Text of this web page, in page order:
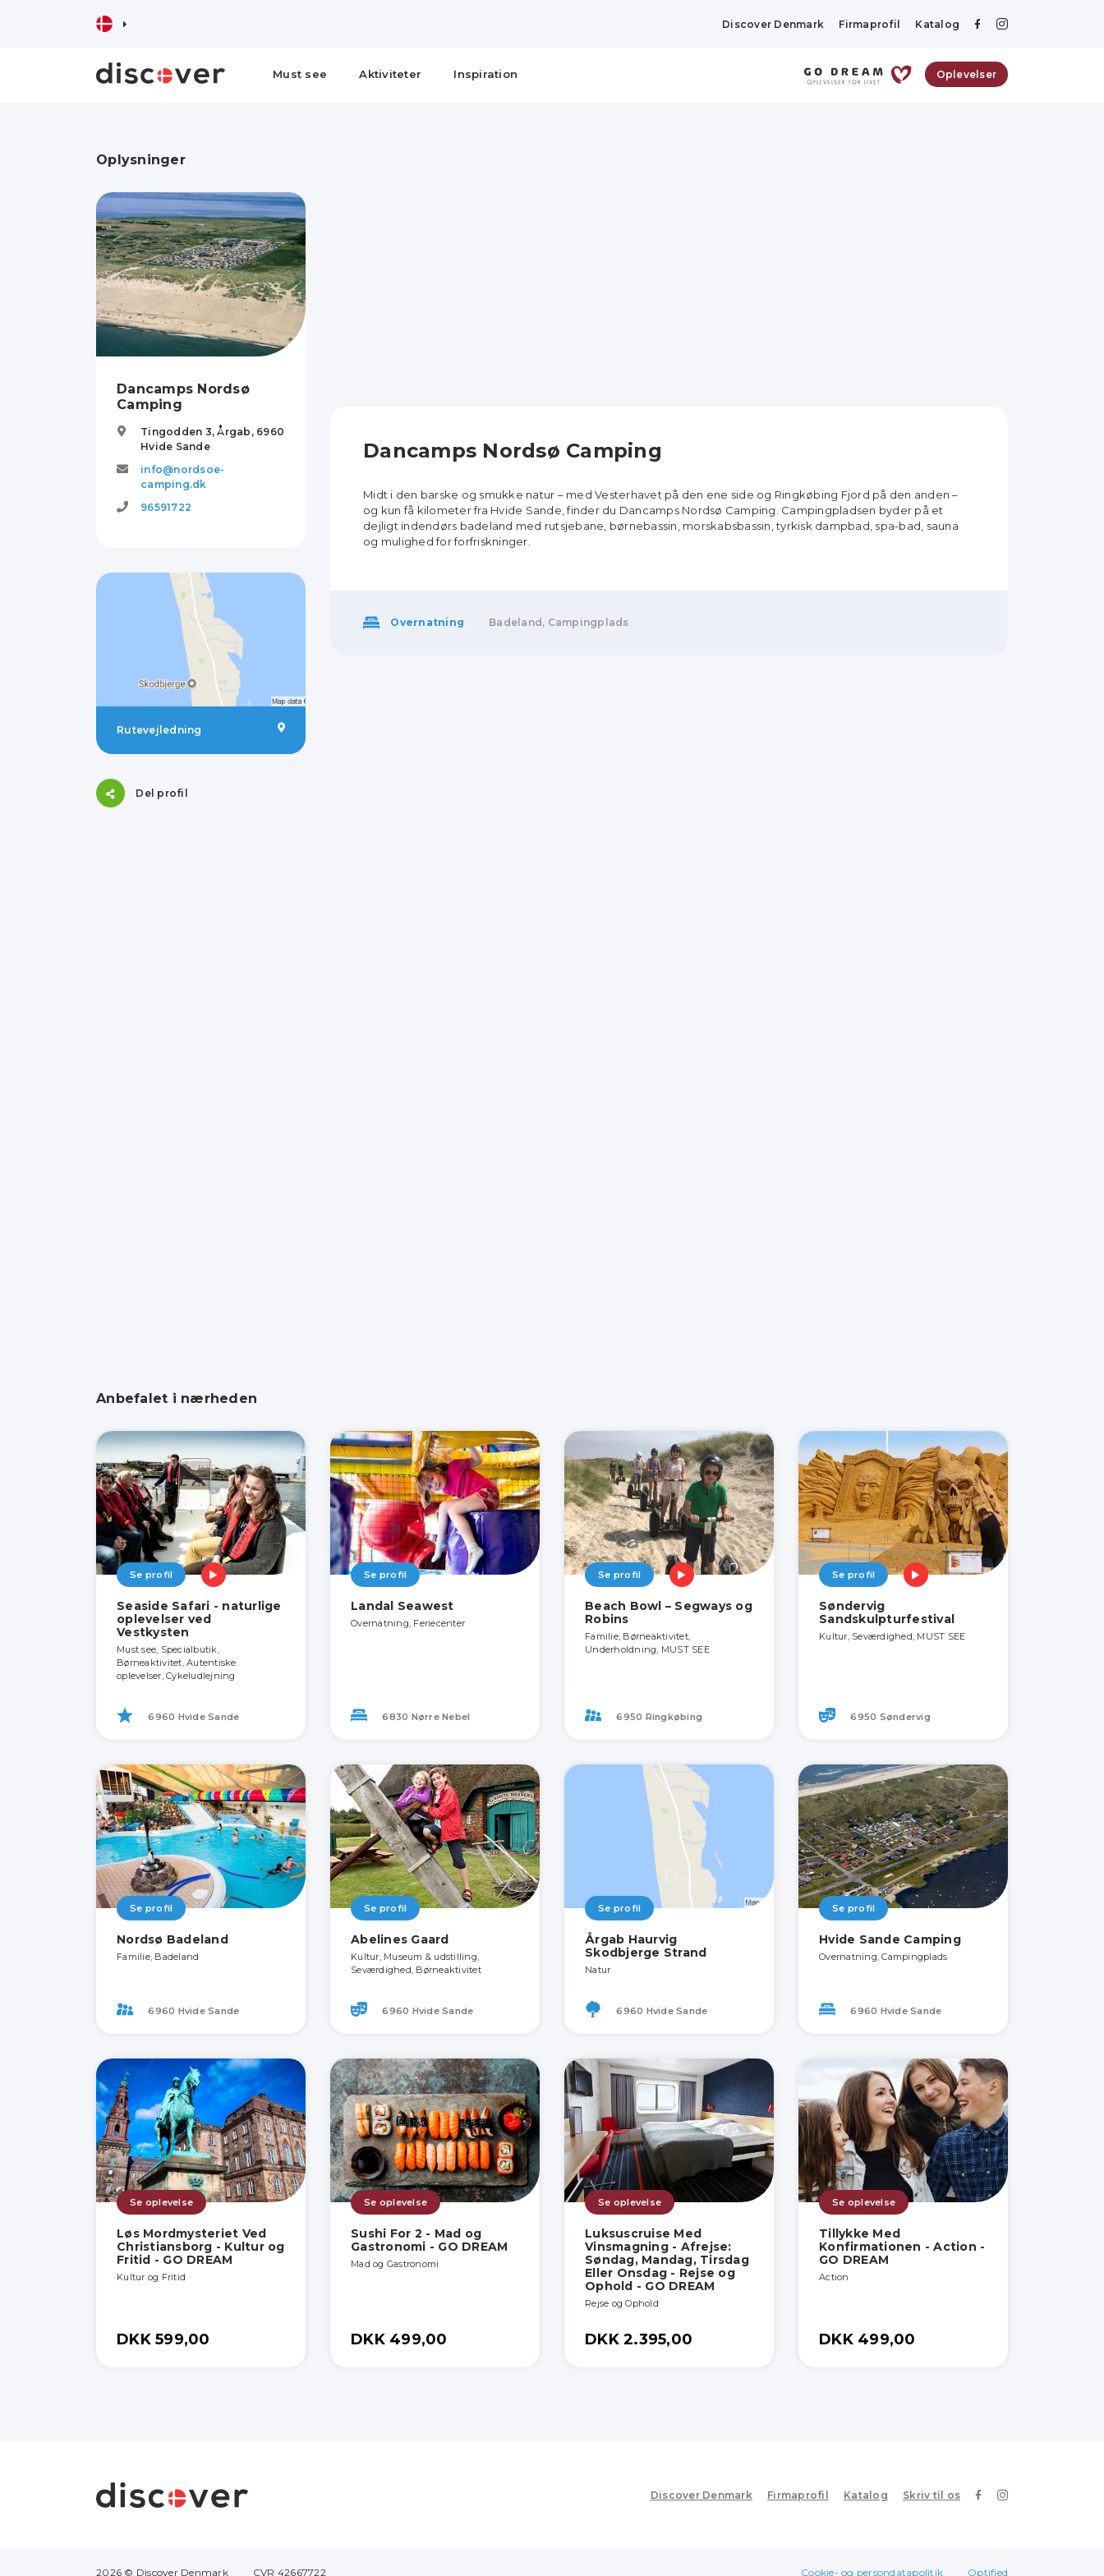
Discover Denmark Firmaprofil Katalog
Must see Aktiviteter Inspiration Oplevelser
Oplysninger
Dancamps Nordsø
Camping
Tingodden 3, Årgab, 6960
Hvide Sande
info@nordsoe-
camping.dk
96591722
Rutevejledning
Del profil
Dancamps Nordsø Camping
Midt i den barske og smukke natur – med Vesterhavet på den ene side og Ringkøbing Fjord på den anden –
og kun få kilometer fra Hvide Sande, finder du Dancamps Nordsø Camping. Campingpladsen byder på et
dejligt indendørs badeland med rutsjebane, børnebassin, morskabsbassin, tyrkisk dampbad, spa-bad, sauna
og mulighed for forfriskninger.
Overnatning Badeland, Campingplads
Anbefalet i nærheden
Se profil
Seaside Safari - naturlige
oplevelser ved
Vestkysten
Must see, Specialbutik,
Børneaktivitet, Autentiske
oplevelser, Cykeludlejning
6960 Hvide Sande
Se profil
Landal Seawest
Overnatning, Feriecenter
6830 Nørre Nebel
Se profil
Beach Bowl – Segways og
Robins
Familie, Børneaktivitet,
Underholdning, MUST SEE
6950 Ringkøbing
Se profil
Søndervig
Sandskulpturfestival
Kultur, Seværdighed, MUST SEE
6950 Søndervig
Se profil
Nordsø Badeland
Familie, Badeland
6960 Hvide Sande
Se profil
Abelines Gaard
Kultur, Museum & udstilling,
Seværdighed, Børneaktivitet
6960 Hvide Sande
Se profil
Årgab Haurvig
Skodbjerge Strand
Natur
6960 Hvide Sande
Se profil
Hvide Sande Camping
Overnatning, Campingplads
6960 Hvide Sande
Se oplevelse
Løs Mordmysteriet Ved
Christiansborg - Kultur og
Fritid - GO DREAM
Kultur og Fritid
DKK 599,00
Se oplevelse
Sushi For 2 - Mad og
Gastronomi - GO DREAM
Mad og Gastronomi
DKK 499,00
Se oplevelse
Luksuscruise Med
Vinsmagning - Afrejse:
Søndag, Mandag, Tirsdag
Eller Onsdag - Rejse og
Ophold - GO DREAM
Rejse og Ophold
DKK 2.395,00
Se oplevelse
Tillykke Med
Konfirmationen - Action -
GO DREAM
Action
DKK 499,00
Discover Denmark Firmaprofil Katalog Skriv til os
2026 © Discover Denmark CVR 42667722 Cookie- og persondatapolitik Optified